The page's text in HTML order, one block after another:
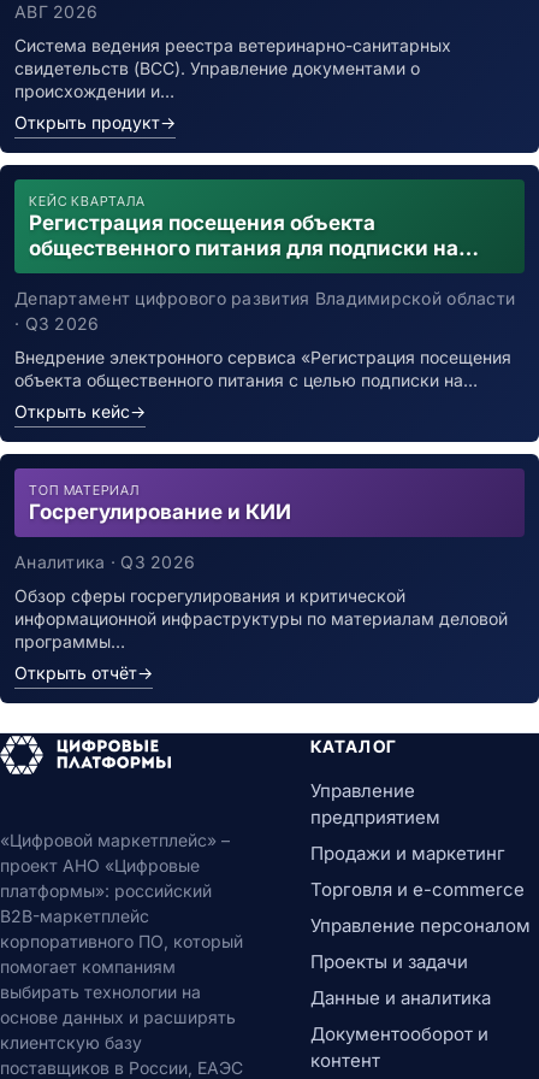
АВГ 2026
Система ведения реестра ветеринарно-санитарных
свидетельств (ВСС). Управление документами о
происхождении и…
Открыть продукт→
КЕЙС КВАРТАЛА
Регистрация посещения объекта
общественного питания для подписки на
уведомления о возможном контакте с
заболевшим новой коронавирусной
инфекцией
Департамент цифрового развития Владимирской области
· Q3 2026
Внедрение электронного сервиса «Регистрация посещения
объекта общественного питания с целью подписки на…
Открыть кейс→
ТОП МАТЕРИАЛ
Госрегулирование и КИИ
Аналитика · Q3 2026
Обзор сферы госрегулирования и критической
информационной инфраструктуры по материалам деловой
программы…
Открыть отчёт→
«Цифровой маркетплейс» –
проект АНО «Цифровые
платформы»: российский
B2B-маркетплейс
корпоративного ПО, который
помогает компаниям
выбирать технологии на
основе данных и расширять
клиентскую базу
поставщиков в России, ЕАЭС
КАТАЛОГ
Управление
предприятием
Продажи и маркетинг
Торговля и e-commerce
Управление персоналом
Проекты и задачи
Данные и аналитика
Документооборот и
контент